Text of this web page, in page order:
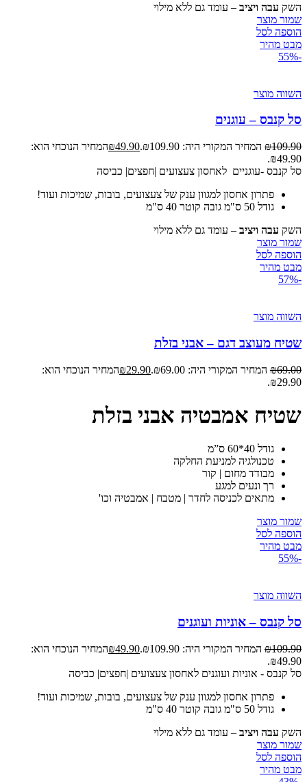
השק עבה ויציב – עומד גם ללא מילוי
שמור מוצר
הוספה לסל
מבט מהיר
-55%
השווה מוצר
סל קנבס – עוגנים
₪109.90 המחיר המקורי היה: ₪109.90. ₪49.90
המחיר הנוכחי הוא:
₪49.90.
סל קנבס -עוגניים לאחסון צעצועים |חפצים| כביסה
פתרון אחסון למגוון ענק של צעצועים, בובות, שמיכות ועוד!
גודל 50 ס"מ גובה קוטר 40 ס"מ
השק עבה ויציב – עומד גם ללא מילוי
שמור מוצר
הוספה לסל
מבט מהיר
-57%
השווה מוצר
שטיח מעוצב דגם – אבני בזלת
₪69.00 המחיר המקורי היה: ₪69.00. ₪29.90
המחיר הנוכחי הוא:
₪29.90.
שטיח אמבטיה אבני בזלת
גודל 40*60 ס”מ
טכנולגיה למניעת החלקה
מבודד מחום | קור
רך ונעים למגע
מתאים לכניסה לחדר | מטבח | אמבטיה וכו'
שמור מוצר
הוספה לסל
מבט מהיר
-55%
השווה מוצר
סל קנבס – אוניות ועוגנים
₪109.90 המחיר המקורי היה: ₪109.90. ₪49.90
המחיר הנוכחי הוא:
₪49.90.
סל קנבס - אוניות ועוגנים לאחסון צעצועים |חפצים| כביסה
פתרון אחסון למגוון ענק של צעצועים, בובות, שמיכות ועוד!
גודל 50 ס"מ גובה קוטר 40 ס"מ
השק עבה ויציב – עומד גם ללא מילוי
שמור מוצר
הוספה לסל
מבט מהיר